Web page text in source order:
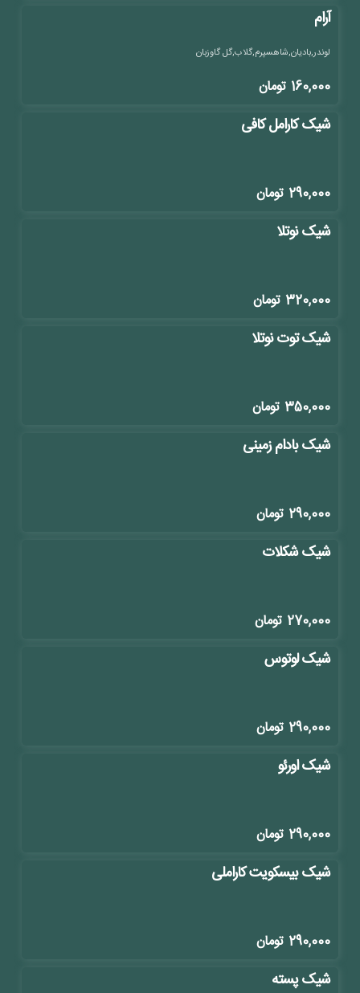
آرام
لوندر,بادیان,شاهسپرم,گلاب,گل گاوزبان
160,000 تومان
شیک کارامل کافی
290,000 تومان
شیک نوتلا
320,000 تومان
شیک توت نوتلا
350,000 تومان
شیک بادام زمینی
290,000 تومان
شیک شکلات
270,000 تومان
شیک لوتوس
290,000 تومان
شیک اورئو
290,000 تومان
شیک بیسکویت کاراملی
290,000 تومان
شیک پسته